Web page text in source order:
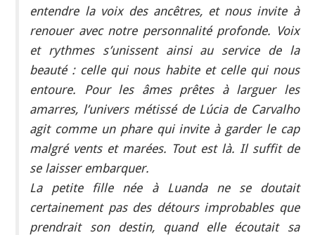
entendre la voix des ancêtres, et nous invite à
renouer avec notre personnalité profonde. Voix
et rythmes s’unissent ainsi au service de la
beauté : celle qui nous habite et celle qui nous
entoure. Pour les âmes prêtes à larguer les
amarres, l’univers métissé de Lúcia de Carvalho
agit comme un phare qui invite à garder le cap
malgré vents et marées. Tout est là. Il suffit de
se laisser embarquer.
​La petite fille née à Luanda ne se doutait
certainement pas des détours improbables que
prendrait son destin, quand elle écoutait sa